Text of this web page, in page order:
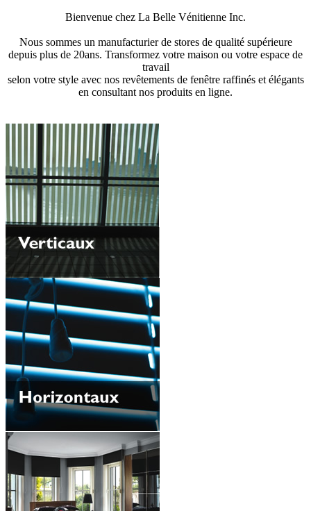
Bienvenue chez La Belle Vénitienne Inc.
Nous sommes un manufacturier de stores de qualité supérieure
depuis plus de 20ans. Transformez votre maison ou votre espace de
travail
selon votre style avec nos revêtements de fenêtre raffinés et élégants
en consultant nos produits en ligne.